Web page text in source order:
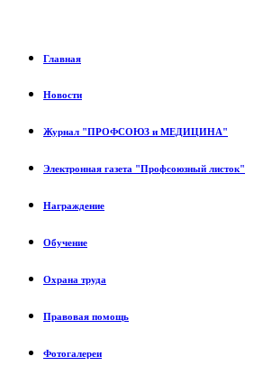
Главная
Новости
Журнал "ПРОФСОЮЗ и МЕДИЦИНА"
Электронная газета "Профсоюзный листок"
Награждение
Обучение
Охрана труда
Правовая помощь
Фотогалереи